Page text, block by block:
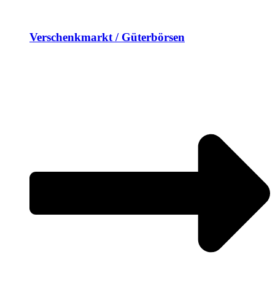
Verschenkmarkt / Güterbörsen